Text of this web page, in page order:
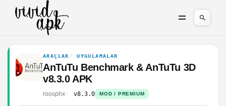
ARAÇLAR UYGULAMALAR
AnTuTu Benchmark & AnTuTu 3D
v8.3.0 APK
roosphx v8.3.0 MOD / PREMIUM